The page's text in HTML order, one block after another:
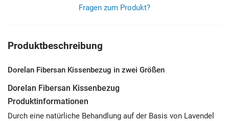
Fragen zum Produkt?
Produktbeschreibung
Dorelan Fibersan Kissenbezug in zwei Größen
Dorelan Fibersan Kissenbezug
Produktinformationen
Durch eine natürliche Behandlung auf der Basis von Lavendel